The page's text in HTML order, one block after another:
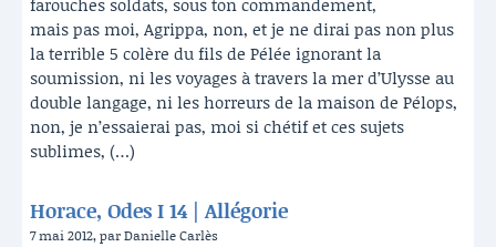
mais pas moi, Agrippa, non, et je ne dirai pas non plus
la terrible 5 colère du fils de Pélée ignorant la
soumission, ni les voyages à travers la mer d’Ulysse au
double langage, ni les horreurs de la maison de Pélops,
non, je n’essaierai pas, moi si chétif et ces sujets
sublimes, (…)
Horace, Odes I 14 | Allégorie
7 mai 2012, par Danielle Carlès